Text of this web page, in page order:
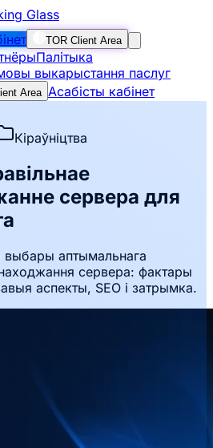
Glass
TOR Client Area
Палітыка
выкарыстання паслуг
Area Асабісты кабінет
Кіраўніцтва
сервера для
выбары аптымальнага
сервера: фактары
аспекты, SEO і затрымка.